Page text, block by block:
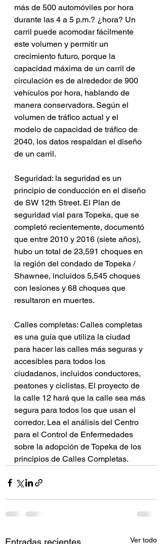
más de 500 automóviles por hora
durante las 4 a 5 p.m.? ¿hora? Un
carril puede acomodar fácilmente
este volumen y permitir un
crecimiento futuro, porque la
capacidad máxima de un carril de
circulación es de alrededor de 900
vehículos por hora, hablando de
manera conservadora. Según el
volumen de tráfico actual y el
modelo de capacidad de tráfico de
2040, los datos respaldan el diseño
de un carril.
Seguridad: la seguridad es un
principio de conducción en el diseño
de SW 12th Street. El Plan de
seguridad vial para Topeka, que se
completó recientemente, documentó
que entre 2010 y 2016 (siete años),
hubo un total de 23,591 choques en
la región del condado de Topeka /
Shawnee, incluidos 5,545 choques
con lesiones y 68 choques que
resultaron en muertes.
Calles completas: Calles completas
es una guía que utiliza la ciudad
para hacer las calles más seguras y
accesibles para todos los
ciudadanos, incluidos conductores,
peatones y ciclistas. El proyecto de
la calle 12 hará que la calle sea más
segura para todos los que usan el
corredor. Lea el análisis del Centro
para el Control de Enfermedades
sobre la adopción de Topeka de los
principios de Calles Completas.
Ver todo